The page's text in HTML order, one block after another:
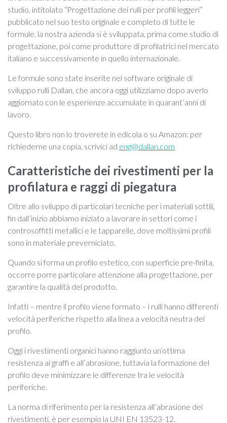
studio, intitolato “Progettazione dei rulli per profili leggeri”
pubblicato nel suo testo originale e completo di tutte le
formule, la nostra azienda si è sviluppata, prima come studio di
progettazione, poi come produttore di profilatrici nel mercato
italiano e successivamente in quello internazionale.
Le formule sono state inserite nel software originale di
sviluppo rulli Dallan, che ancora oggi utilizziamo dopo averlo
aggiornato con le esperienze accumulate in quarant’anni di
lavoro.
Questo libro non lo troverete in edicola o su Amazon: per
richiederne una copia, scrivici ad eng@dallan.com
Caratteristiche dei rivestimenti per la
profilatura e raggi di piegatura
Oltre allo sviluppo di particolari tecniche per i materiali sottili,
fin dall’inizio abbiamo iniziato a lavorare in settori come i
controsoffitti metallici e le tapparelle, dove moltissimi profili
sono in materiale preverniciato.
Quando si forma un profilo estetico, con superficie pre-finita,
occorre porre particolare attenzione alla progettazione, per
garantire la qualità del prodotto.
Infatti – mentre il profilo viene formato – i rulli hanno differenti
velocità periferiche rispetto alla linea a velocità neutra del
profilo.
Oggi i rivestimenti organici hanno raggiunto un’ottima
resistenza ai graffi e all’abrasione, tuttavia la formazione del
profilo deve minimizzare le differenze tra le velocità
periferiche.
La norma di riferimento per la resistenza all’abrasione dei
rivestimenti, è per esempio la UNI EN 13523-12.